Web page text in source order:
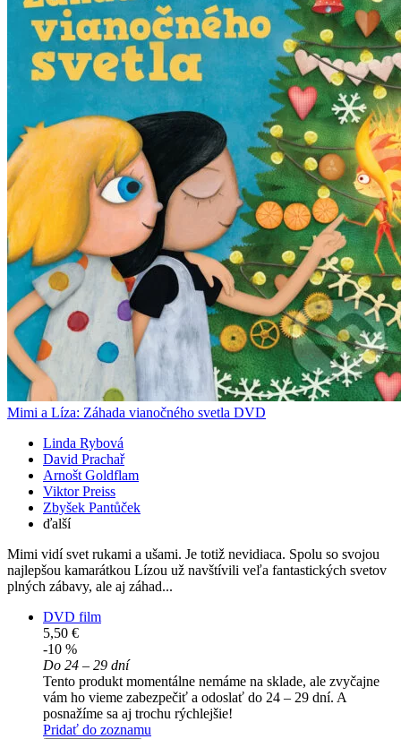
Mimi a Líza: Záhada vianočného svetla DVD
Linda Rybová
David Prachař
Arnošt Goldflam
Viktor Preiss
Zbyšek Pantůček
ďalší
Mimi vidí svet rukami a ušami. Je totiž nevidiaca. Spolu so svojou
najlepšou kamarátkou Lízou už navštívili veľa fantastických svetov
plných zábavy, ale aj záhad...
DVD film
5,50 €
-10 %
Do 24 – 29 dní
Tento produkt momentálne nemáme na sklade, ale zvyčajne
vám ho vieme zabezpečiť a odoslať do 24 – 29 dní. A
posnažíme sa aj trochu rýchlejšie!
Pridať do zoznamu